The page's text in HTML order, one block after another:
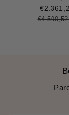
réduit
Prix